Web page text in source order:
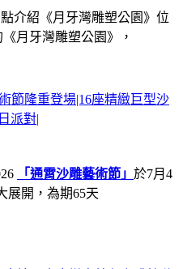
介紹《月牙灣雕塑公園》位
月牙灣雕塑公園》，
節隆重登場|16座精緻巨型沙
派對|
「通霄沙雕藝術節」 於7月4
展開，為期65天